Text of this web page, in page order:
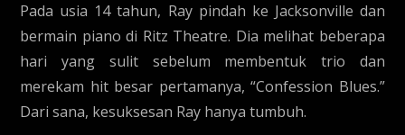
Pada usia 14 tahun, Ray pindah ke Jacksonville dan
bermain piano di Ritz Theatre. Dia melihat beberapa
hari yang sulit sebelum membentuk trio dan
merekam hit besar pertamanya, “Confession Blues.”
Dari sana, kesuksesan Ray hanya tumbuh.